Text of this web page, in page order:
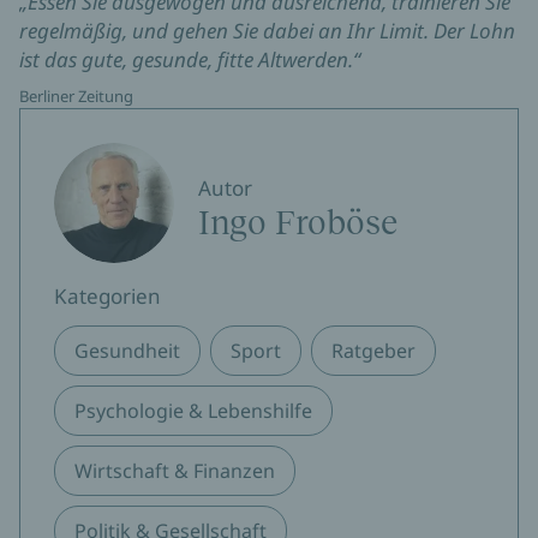
regelmäßig, und gehen Sie dabei an Ihr Limit. Der Lohn
ist das gute, gesunde, fitte Altwerden.“
Berliner Zeitung
Autor
Ingo Froböse
Kategorien
Gesundheit Sport Ratgeber
Psychologie & Lebenshilfe
Wirtschaft & Finanzen
Politik & Gesellschaft